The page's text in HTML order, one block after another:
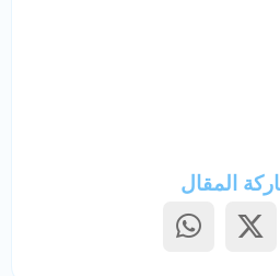
المقال